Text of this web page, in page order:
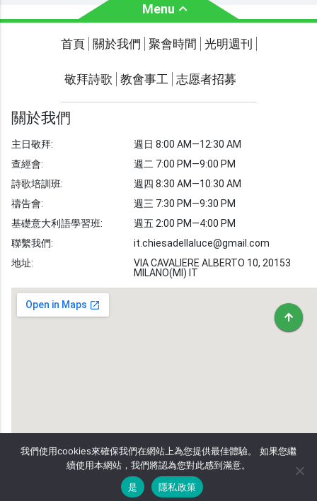
Menu
關於我們 聚會時間
光明週刊 學習聖經
聖經故事
敬拜詩歌 圖庫
聖經金句
教會事工 志愿者招募
首頁 關於我們 聚會時間 光明週刊
敬拜詩歌 教會事工 志愿者招募
關於我們
主日敬拜:
查經會:
詩歌培訓班:
禱告會:
基礎意大利語學習班:
聯繫我們:
地址:
週日 8:00 AM—12:30 AM
週二 7:00 PM—9:00 PM
週四 8:30 AM—10:30 AM
週三 7:30 PM—9:30 PM
週五 2:00 PM—4:00 PM
it.chiesadellaluce@gmail.com
VIA CAVALIERE ALBERTO 10, 20153
MILANO(MI) IT
Copyright © 2026BRIGHT CHURCH |
我們使用cookies來確保我們在網站上為您提供最佳體驗。 如果您繼
續使用本網站，我們將認為您對此感到滿意。
是
隱私政策